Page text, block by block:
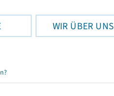
WIR ÜBER UNS